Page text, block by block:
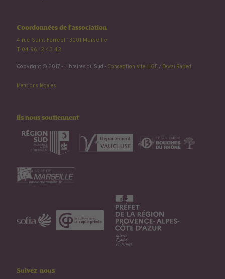
Coordonnées de l'association
4 rue Saint Ferréol 13001 Marseille
T. 04 96 12 43 42
Copyright © 2017 - Libraires du Sud - Conception site LIGE / Fewzi Raffed
Mentions légales
Ils nous soutiennent
Suivez-nous